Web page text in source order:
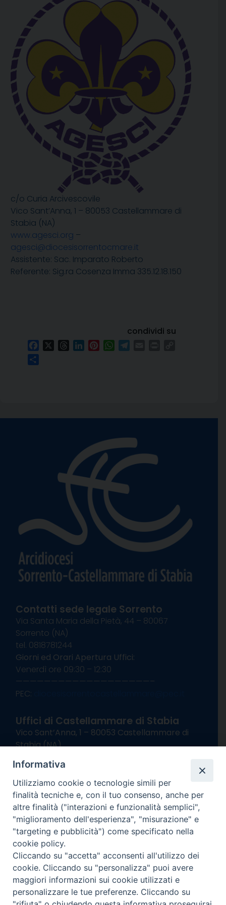
c/o Curia Arcivescovile
Vico Sant’Anna, 1 – 80053 Castellammare di
Stabia (NA)
www.agesci.org –
agesci@diocesisorrentocmare.it
Assistente: Sac. Imparato Roberto
Referente: Sig.ra Cosenza Imma 335.12.18.150
condividi su
FacebookThreadsLinkedInPinterestWhatsApp
Contatti sede legale Sorrento
Via Santa Maria della Pietà, 44 – 80067
Sorrento (NA)
tel. 0818781244
Giorni ed Orari Apertura Uffici:
Venerdì ore 09:30 – 12:30
———————————————————–
PEC:
Uffici di Castellammare di Stabia
Vico Sant’Anna, 1 – 80053 Castellammare di
Stabia (NA)
Giorni ed Orari Apertura Uffici:
Lunedì e Mercoledì ore 09:00 – 13:00
Uffici Matrimoni:
Lunedì e Mercoledì ore 09:30 – 12:30
seguici su
Channel
Informativa Privacy
COPYRIGHT © 2013-2025
Informativa
Utilizziamo cookie o tecnologie simili per
finalità tecniche e, con il tuo consenso, anche per
altre finalità ("interazioni e funzionalità semplici",
"miglioramento dell'esperienza", "misurazione" e
"targeting e pubblicità") come specificato nella
cookie policy.
Cliccando su "accetta" acconsenti all'utilizzo dei
cookie. Cliccando su "personalizza" puoi avere
maggiori informazioni sui cookie utilizzati e
personalizzare le tue preferenze. Cliccando su